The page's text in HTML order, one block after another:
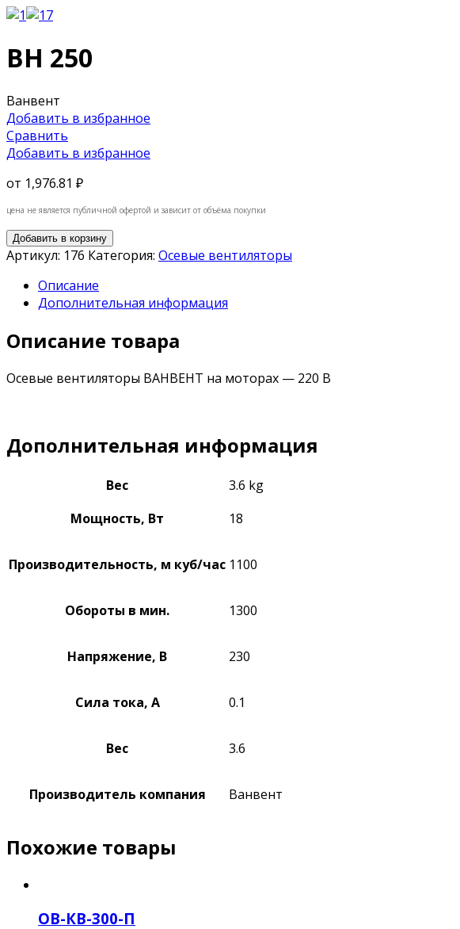
ВН 250
Ванвент
Добавить в избранное
Сравнить
Добавить в избранное
от 1,976.81 ₽
цена не является публичной офертой и зависит от объёма покупки
Добавить в корзину
Артикул: 176 Категория: Осевые вентиляторы
Описание
Дополнительная информация
Описание товара
Осевые вентиляторы ВАНВЕНТ на моторах — 220 В
Дополнительная информация
Вес
3.6 kg
Мощность, Вт
18
Производительность, м куб/час 1100
Обороты в мин. 1300
Напряжение, В 230
Сила тока, А 0.1
Вес 3.6
Производитель компания Ванвент
Похожие товары
ОВ-КВ-300-П